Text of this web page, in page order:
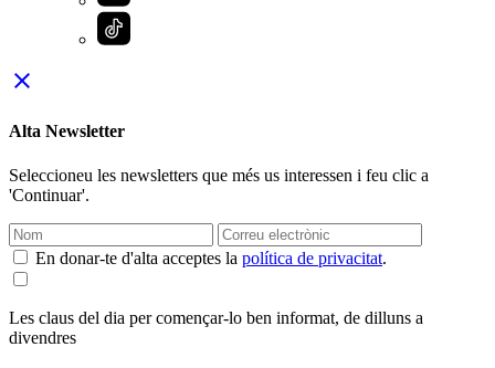
close
Alta Newsletter
Seleccioneu les newsletters que més us interessen i feu clic a
'Continuar'.
En donar-te d'alta acceptes la política de privacitat.
Les claus del dia per començar-lo ben informat, de dilluns a
divendres